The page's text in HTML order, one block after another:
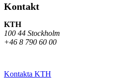
Kontakt
KTH
100 44 Stockholm
+46 8 790 60 00
Kontakta KTH